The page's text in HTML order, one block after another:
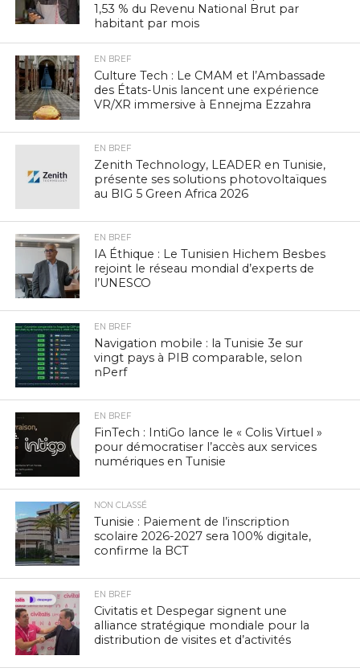
1,53 % du Revenu National Brut par
habitant par mois
EN BREF
Culture Tech : Le CMAM et l’Ambassade
des États-Unis lancent une expérience
VR/XR immersive à Ennejma Ezzahra
EN BREF
Zenith Technology, LEADER en Tunisie,
présente ses solutions photovoltaïques
au BIG 5 Green Africa 2026
EN BREF
IA Éthique : Le Tunisien Hichem Besbes
rejoint le réseau mondial d’experts de
l’UNESCO
EN BREF
Navigation mobile : la Tunisie 3e sur
vingt pays à PIB comparable, selon
nPerf
EN BREF
FinTech : IntiGo lance le « Colis Virtuel »
pour démocratiser l’accès aux services
numériques en Tunisie
NON CLASSÉ
Tunisie : Paiement de l’inscription
scolaire 2026-2027 sera 100% digitale,
confirme la BCT
EN BREF
Civitatis et Despegar signent une
alliance stratégique mondiale pour la
distribution de visites et d’activités